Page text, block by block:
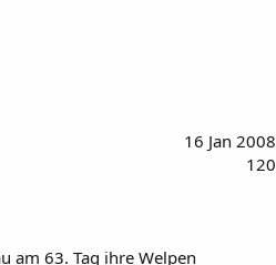
16 Jan 2008
120
am 63. Tag ihre Welpen